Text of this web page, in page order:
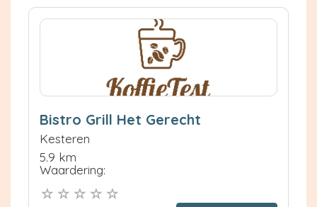
Bistro Grill Het Gerecht
Kesteren
5.9 km
Waardering: